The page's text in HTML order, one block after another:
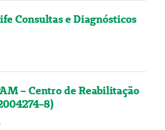
Consultas e Diagnósticos
– Centro de Reabilitação
8)